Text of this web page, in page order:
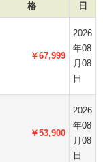
格
日
￥67,999
2026
年08
月08
日
￥53,900
2026
年08
月08
日